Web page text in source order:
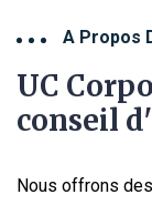
A Propos
UC
conseil
Nous offrons